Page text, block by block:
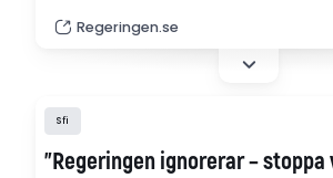
ansvar och högre kvalitet i
av enskilda utbildningsanordnare
utbildningen tydliggöras.
Regeringen.se
Sfi
”Regeringen ignorerar –